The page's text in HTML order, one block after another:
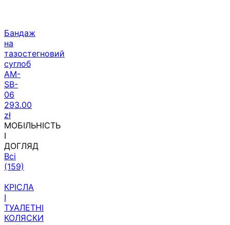
на
тазостегновий
суглоб
AM-
SB-
06
293.00
zł
МОБІЛЬНІСТЬ
І
ДОГЛЯД
Всі
(159)
І
ТУАЛЕТНІ
КОЛЯСКИ
КУЛІ